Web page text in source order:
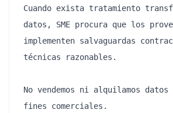
Cuando exista tratamiento
datos, SME procura que los
implementen salvaguardas
técnicas razonables.
No vendemos ni alquilamos datos
fines comerciales.